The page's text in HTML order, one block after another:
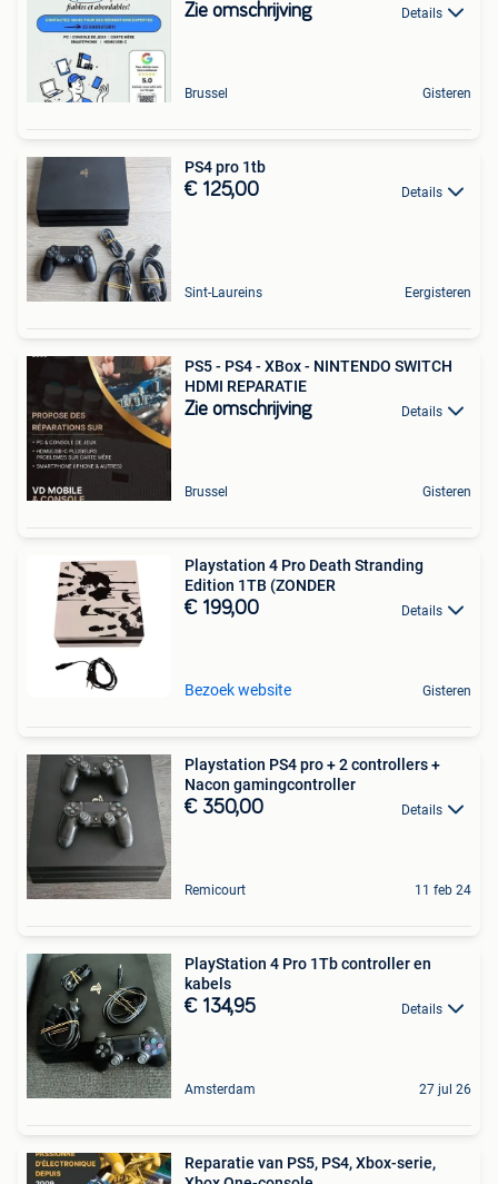
Zie omschrijving Details
Brussel Gisteren
PS4 pro 1tb
€ 125,00 Details
Sint-Laureins Eergisteren
PS5 - PS4 - XBox - NINTENDO SWITCH
HDMI REPARATIE
Zie omschrijving Details
Brussel Gisteren
Playstation 4 Pro Death Stranding
Edition 1TB (ZONDER
€ 199,00 Details
Bezoek website Gisteren
Playstation PS4 pro + 2 controllers +
Nacon gamingcontroller
€ 350,00 Details
Remicourt 11 feb 24
PlayStation 4 Pro 1Tb controller en
kabels
€ 134,95 Details
Amsterdam 27 jul 26
Reparatie van PS5, PS4, Xbox-serie,